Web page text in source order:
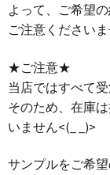
よって、ご希望
ご注意ください
★ご注意★
当店ではすべて
そのため、在庫
いません<(_ _)>
サンプルをご希